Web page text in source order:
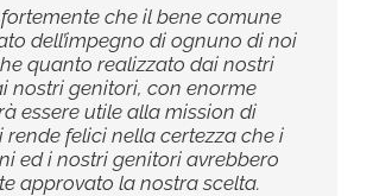
che il bene comune
dell’impegno di ognuno di noi
quanto realizzato dai nostri
nostri genitori, con enorme
essere utile alla mission di
rende felici nella certezza che i
ed i nostri genitori avrebbero
approvato la nostra scelta.